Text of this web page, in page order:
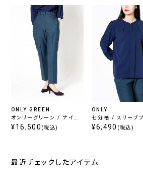
ONLY GREEN
オンリーグリーン / ナイロ
ンジャージークロップドパ
¥16,500 (税込)
ONLY
七分袖 / スリーブプ
入りブラウス ネイビ
¥6,490 (税込)
最近チェックしたアイテム